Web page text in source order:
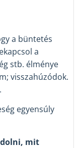
a büntetés
a
stb. élménye
visszahúzódok.
egyensúly
mit